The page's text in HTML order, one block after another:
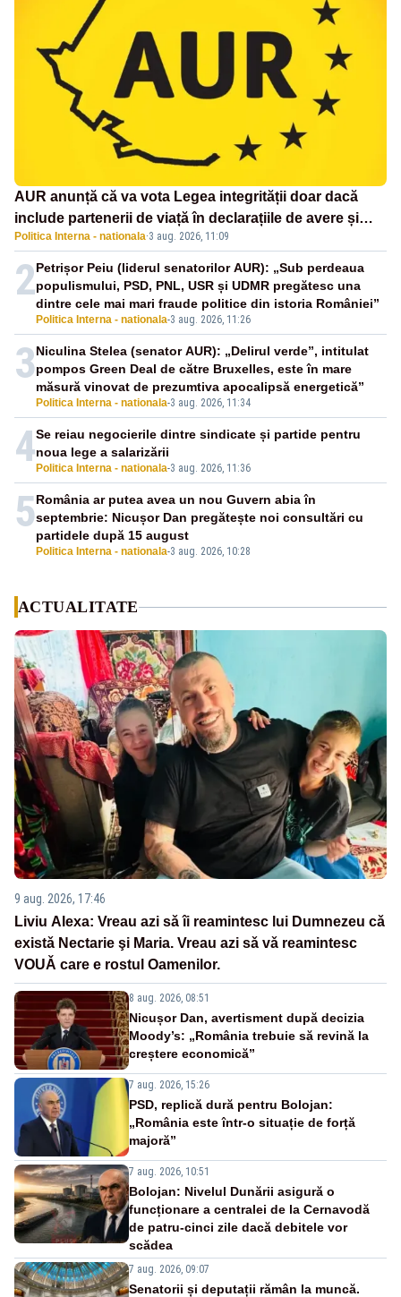
AUR anunță că va vota Legea integrității doar dacă
include partenerii de viață în declarațiile de avere și
interese
Politica Interna - nationala·3 aug. 2026, 11:09
2
Politica Interna - nationala-3 aug. 2026, 11:26
Petrișor Peiu (liderul senatorilor AUR): „Sub perdeaua
populismului, PSD, PNL, USR și UDMR pregătesc una
dintre cele mai mari fraude politice din istoria României”
3
Politica Interna - nationala-3 aug. 2026, 11:34
Niculina Stelea (senator AUR): „Delirul verde”, intitulat
pompos Green Deal de către Bruxelles, este în mare
măsură vinovat de prezumtiva apocalipsă energetică”
4 Politica Interna - nationala-3 aug. 2026, 11:36
Se reiau negocierile dintre sindicate și partide pentru
noua lege a salarizării
5
Politica Interna - nationala-3 aug. 2026, 10:28
România ar putea avea un nou Guvern abia în
septembrie: Nicușor Dan pregătește noi consultări cu
partidele după 15 august
ACTUALITATE
9 aug. 2026, 17:46
Liviu Alexa: Vreau azi sǎ îi reamintesc lui Dumnezeu cǎ
existǎ Nectarie şi Maria. Vreau azi sǎ vǎ reamintesc
VOUǍ care e rostul Oamenilor.
8 aug. 2026, 08:51
Nicușor Dan, avertisment după decizia
Moody’s: „România trebuie să revină la
creștere economică”
7 aug. 2026, 15:26
PSD, replică dură pentru Bolojan:
„România este într-o situație de forță
majoră”
7 aug. 2026, 10:51
Bolojan: Nivelul Dunării asigură o
funcționare a centralei de la Cernavodă
de patru-cinci zile dacă debitele vor
scădea
7 aug. 2026, 09:07
Senatorii și deputații rămân la muncă.